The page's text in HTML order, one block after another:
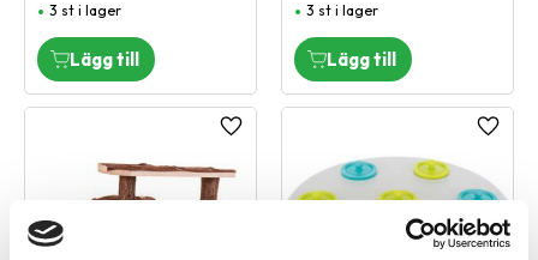
3 st i lager 3 st i lager
Lägg till i favoriter Lägg